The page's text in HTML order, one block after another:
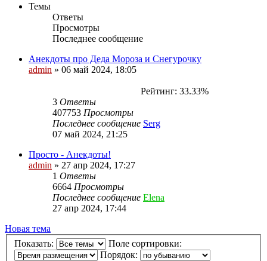
Темы
Ответы
Просмотры
Последнее сообщение
Анекдоты про Деда Мороза и Снегурочку
admin » 06 май 2024, 18:05
Рейтинг: 33.33%
3 Ответы
407753 Просмотры
Последнее сообщение Serg
07 май 2024, 21:25
Просто - Анекдоты!
admin » 27 апр 2024, 17:27
1 Ответы
6664 Просмотры
Последнее сообщение Elena
27 апр 2024, 17:44
Новая тема
Показать:
Поле сортировки:
Порядок: